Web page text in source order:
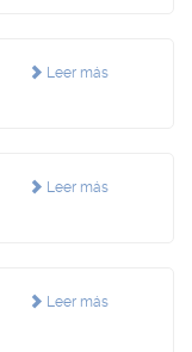
Leer más
Leer más
Leer más